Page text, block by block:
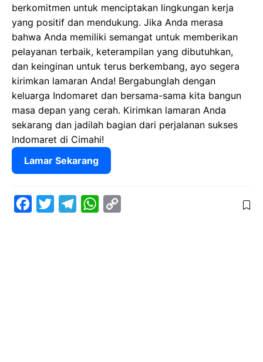
berkomitmen untuk menciptakan lingkungan kerja
yang positif dan mendukung. Jika Anda merasa
bahwa Anda memiliki semangat untuk memberikan
pelayanan terbaik, keterampilan yang dibutuhkan,
dan keinginan untuk terus berkembang, ayo segera
kirimkan lamaran Anda! Bergabunglah dengan
keluarga Indomaret dan bersama-sama kita bangun
masa depan yang cerah. Kirimkan lamaran Anda
sekarang dan jadilah bagian dari perjalanan sukses
Indomaret di Cimahi!
Lamar Sekarang
W